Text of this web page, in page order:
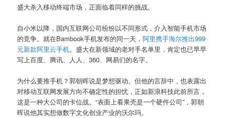
盛大杀入移动终端市场，正面临着同样的挑战。
自小米以降，国内互联网公司纷纷以不同形式，介入智能手机市场
的竞争。就在Bambook手机发布的同一天，阿里携手海尔推出999
元新款阿里云手机。盛大在新领域的老对手名单里，肯定也已早早
写上百度、腾讯、人人、360、网易们的名字。
为什么要推手机？郭朝晖说是梦想驱动。但他的言辞中，也表露出
对移动互联网发展方向不确定性的担忧，正如新浪科技此前所言，
这是一种大公司的卡位战。“表面上看果壳是一个硬件公司”，郭朝
晖说他其实想做数字文化创业产业的沃尔玛。